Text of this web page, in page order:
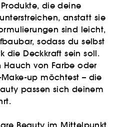
die deine
anstatt sie
sind leicht,
sodass du selbst
die Deckkraft sein soll.
von Farbe oder
up möchtest – die
passen sich deinem
Beauty im Mittelpunkt.